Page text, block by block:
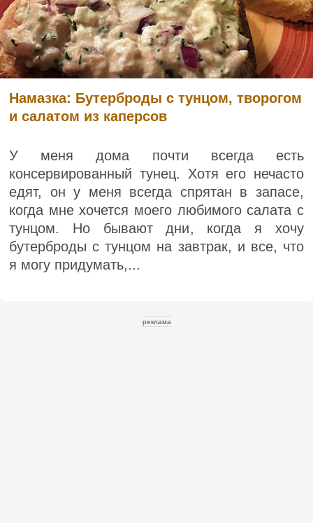
Намазка: Бутерброды с тунцом, творогом
и салатом из каперсов
У меня дома почти всегда есть
консервированный тунец. Хотя его нечасто
едят, он у меня всегда спрятан в запасе,
когда мне хочется моего любимого салата с
тунцом. Но бывают дни, когда я хочу
бутерброды с тунцом на завтрак, и все, что
я могу придумать,...
реклама